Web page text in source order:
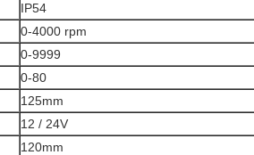
IP54
0-4000 rpm
0-9999
0-80
125mm
12 / 24V
120mm